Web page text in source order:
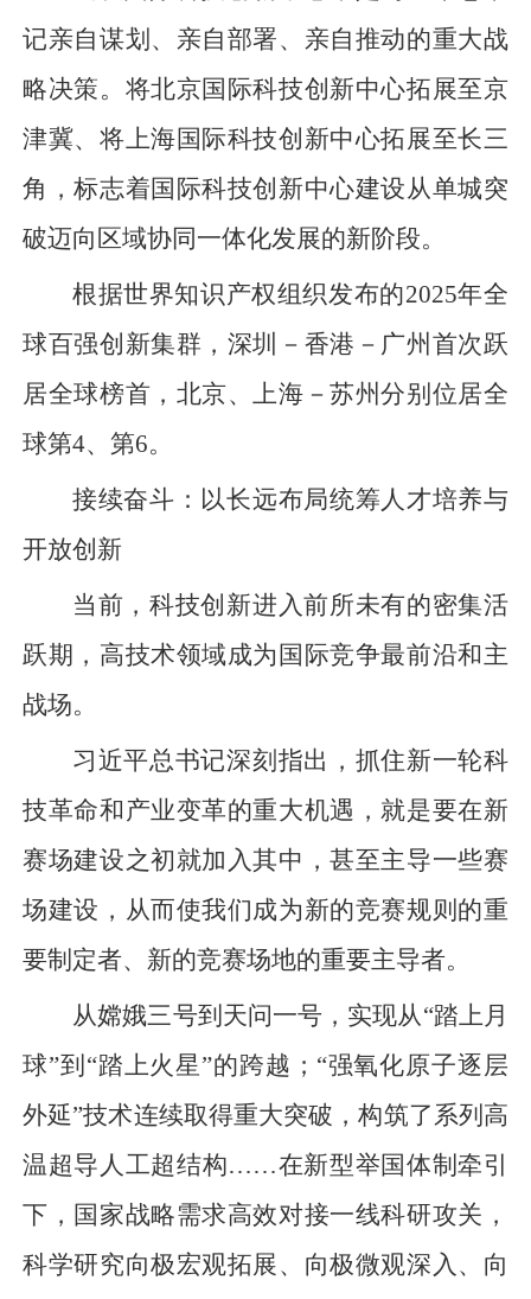
记亲自谋划、亲自部署、亲自推动的重大战
略决策。将北京国际科技创新中心拓展至京
津冀、将上海国际科技创新中心拓展至长三
角，标志着国际科技创新中心建设从单城突
破迈向区域协同一体化发展的新阶段。
根据世界知识产权组织发布的2025年全
球百强创新集群，深圳－香港－广州首次跃
居全球榜首，北京、上海－苏州分别位居全
球第4、第6。
接续奋斗：以长远布局统筹人才培养与
开放创新
当前，科技创新进入前所未有的密集活
跃期，高技术领域成为国际竞争最前沿和主
战场。
习近平总书记深刻指出，抓住新一轮科
技革命和产业变革的重大机遇，就是要在新
赛场建设之初就加入其中，甚至主导一些赛
场建设，从而使我们成为新的竞赛规则的重
要制定者、新的竞赛场地的重要主导者。
从嫦娥三号到天问一号，实现从“踏上月
球”到“踏上火星”的跨越；“强氧化原子逐层
外延”技术连续取得重大突破，构筑了系列高
温超导人工超结构……在新型举国体制牵引
下，国家战略需求高效对接一线科研攻关，
科学研究向极宏观拓展、向极微观深入、向